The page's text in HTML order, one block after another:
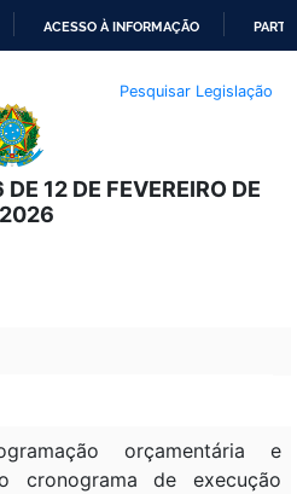
O
CONTEÚDO
ACESSO À INFORMAÇÃO
Pesquisar Legislação
12 DE FEVEREIRO DE
2026
orçamentária e
cronograma de execução